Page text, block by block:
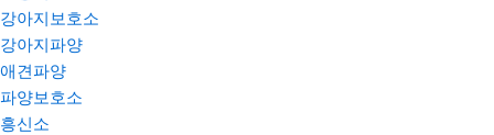
강아지보호소
강아지파양
애견파양
파양보호소
흥신소